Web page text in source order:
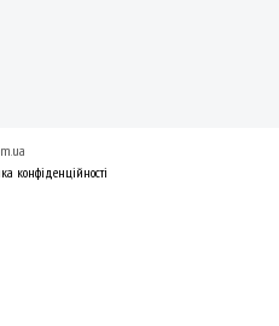
конфіденційності